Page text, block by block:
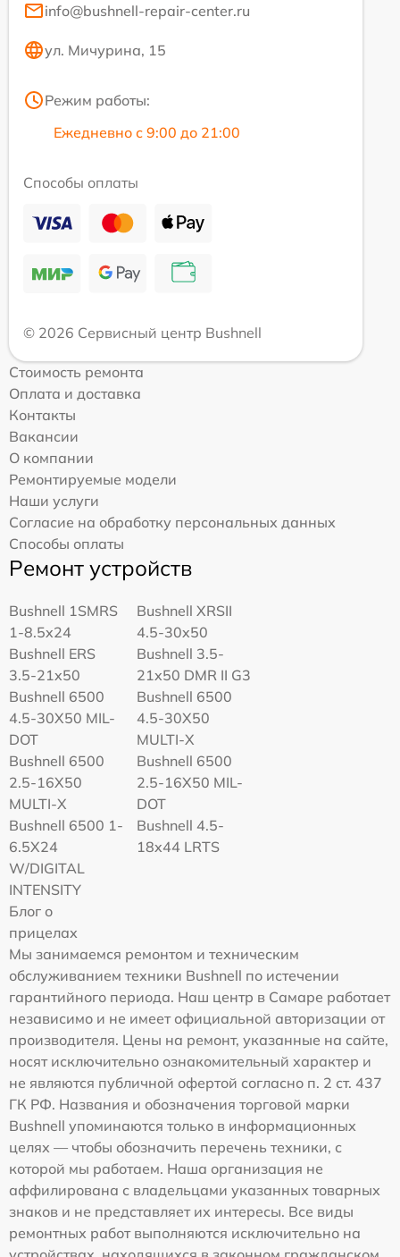
info@bushnell-repair-center.ru
ул. Мичурина, 15
Режим работы:
Ежедневно с 9:00 до 21:00
Способы оплаты
© 2026 Сервисный центр Bushnell
Стоимость ремонта
Оплата и доставка
Контакты
Вакансии
О компании
Ремонтируемые модели
Наши услуги
Согласие на обработку персональных данных
Способы оплаты
Ремонт устройств
Bushnell 1SMRS
1-8.5x24
Bushnell XRSII
4.5-30x50
Bushnell ERS
3.5-21x50
Bushnell 3.5-
21x50 DMR II G3
Bushnell 6500
4.5-30X50 MIL-
DOT
Bushnell 6500
4.5-30X50
MULTI-X
Bushnell 6500
2.5-16X50
MULTI-X
Bushnell 6500
2.5-16X50 MIL-
DOT
Bushnell 6500 1-
6.5X24
W/DIGITAL
INTENSITY
Bushnell 4.5-
18x44 LRTS
Блог о
прицелах
Мы занимаемся ремонтом и техническим
обслуживанием техники Bushnell по истечении
гарантийного периода. Наш центр в Самаре работает
независимо и не имеет официальной авторизации от
производителя. Цены на ремонт, указанные на сайте,
носят исключительно ознакомительный характер и
не являются публичной офертой согласно п. 2 ст. 437
ГК РФ. Названия и обозначения торговой марки
Bushnell упоминаются только в информационных
целях — чтобы обозначить перечень техники, с
которой мы работаем. Наша организация не
аффилирована с владельцами указанных товарных
знаков и не представляет их интересы. Все виды
ремонтных работ выполняются исключительно на